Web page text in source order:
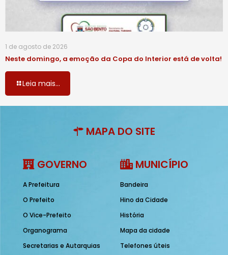
1 de agosto de 2026
Neste domingo, a emoção da Copa do Interior está de volta!
Leia mais...
MAPA DO SITE
GOVERNO
A Prefeitura
O Prefeito
O Vice-Prefeito
Organograma
Secretarias e Autarquias
MUNICÍPIO
Bandeira
Hino da Cidade
História
Mapa da cidade
Telefones úteis